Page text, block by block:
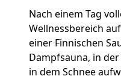
Nach einem Tag
Wellnessbereich
einer Finnischen
Dampfsauna, in
in dem Schnee